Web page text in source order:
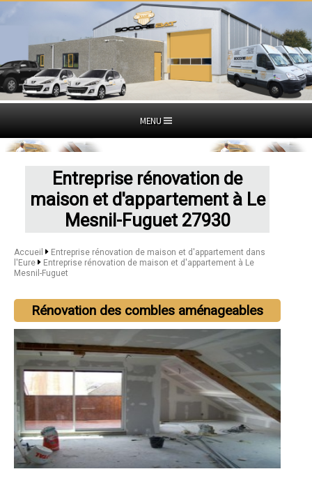
MENU
Entreprise rénovation de
maison et d'appartement à Le
Mesnil-Fuguet 27930
Accueil
Entreprise rénovation de maison et d'appartement dans
l'Eure
Entreprise rénovation de maison et d'appartement à Le
Mesnil-Fuguet
Rénovation des combles aménageables